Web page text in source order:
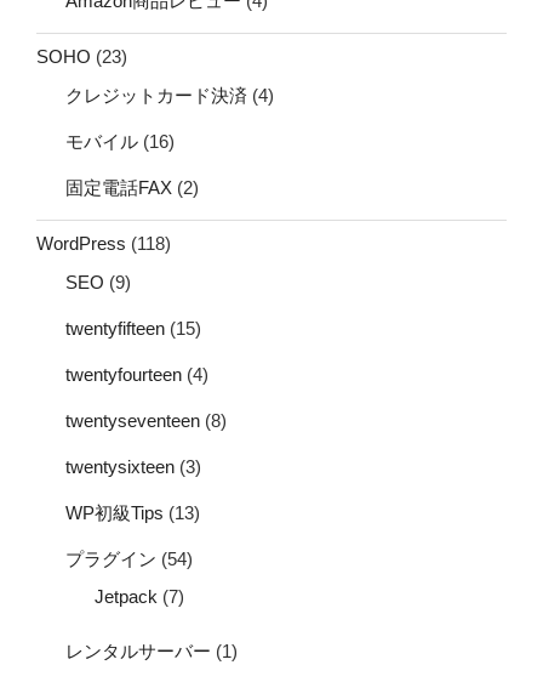
SOHO (23)
クレジットカード決済 (4)
モバイル (16)
固定電話FAX (2)
WordPress (118)
SEO (9)
twentyfifteen (15)
twentyfourteen (4)
twentyseventeen (8)
twentysixteen (3)
WP初級Tips (13)
プラグイン (54)
Jetpack (7)
レンタルサーバー (1)